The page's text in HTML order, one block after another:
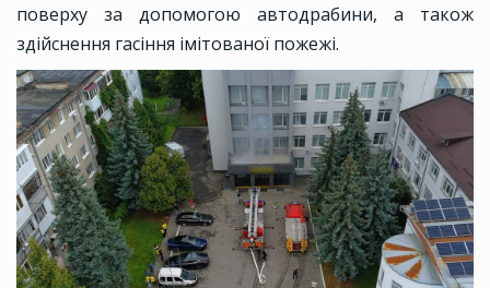
поверху за допомогою автодрабини, а також
здійснення гасіння імітованої пожежі.